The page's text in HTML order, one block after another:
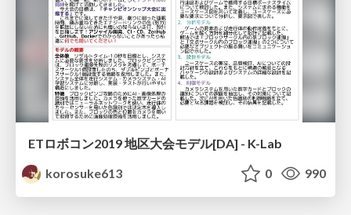
ETロボコン2019 地区大会モデル[DA] - K-Lab
korosuke613
0 990